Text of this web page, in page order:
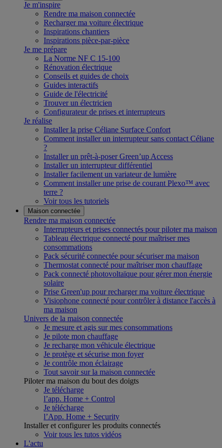
Je m'inspire
Rendre ma maison connectée
Recharger ma voiture électrique
Inspirations chantiers
Inspirations pièce-par-pièce
Je me prépare
La Norme NF C 15-100
Rénovation électrique
Conseils et guides de choix
Guides interactifs
Guide de l'électricité
Trouver un électricien
Configurateur de prises et interrupteurs
Je réalise
Installer la prise Céliane Surface Confort
Comment installer un interrupteur sans contact Céliane
?
Installer un prêt-à-poser Green’up Access
Installer un interrupteur différentiel
Installer facilement un variateur de lumière
Comment installer une prise de courant Plexo™ avec
terre ?
Voir tous les tutoriels
Maison connectée
Rendre ma maison connectée
Interrupteurs et prises connectés pour piloter ma maison
Tableau électrique connecté pour maîtriser mes
consommations
Pack sécurité connectée pour sécuriser ma maison
Thermostat connecté pour maîtriser mon chauffage
Pack connecté photovoltaïque pour gérer mon énergie
solaire
Prise Green'up pour recharger ma voiture électrique
Visiophone connecté pour contrôler à distance l'accès à
ma maison
Univers de la maison connectée
Je mesure et agis sur mes consommations
Je pilote mon chauffage
Je recharge mon véhicule électrique
Je protège et sécurise mon foyer
Je contrôle mon éclairage
Tout savoir sur la maison connectée
Piloter ma maison du bout des doigts
Je télécharge
l’app. Home + Control
Je télécharge
l’App. Home + Security
Installer et configurer les produits connectés
Voir tous les tutos vidéos
L'actu